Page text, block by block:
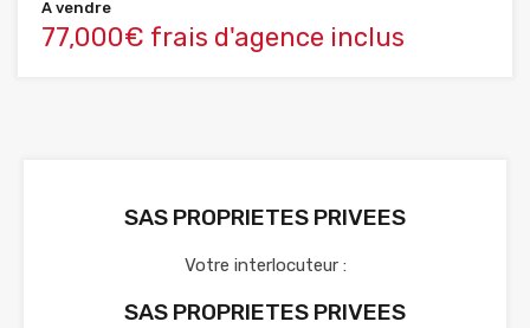
A vendre
77,000€ frais d'agence inclus
SAS PROPRIETES PRIVEES
Votre interlocuteur :
SAS PROPRIETES PRIVEES